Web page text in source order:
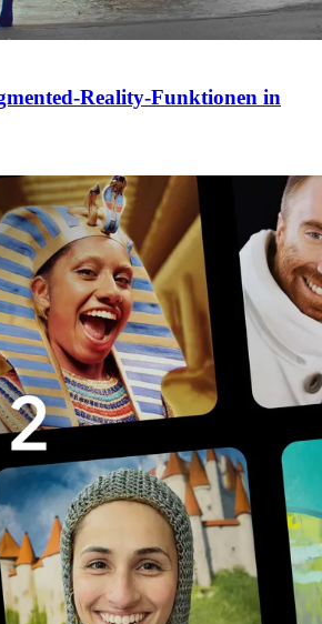
Reality-Funktionen in